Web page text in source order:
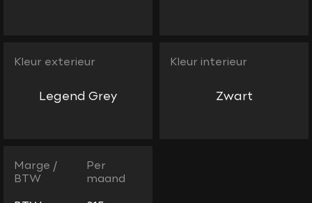
Kleur exterieur
Legend Grey
Kleur interieur
Zwart
Marge /
BTW
Per
maand